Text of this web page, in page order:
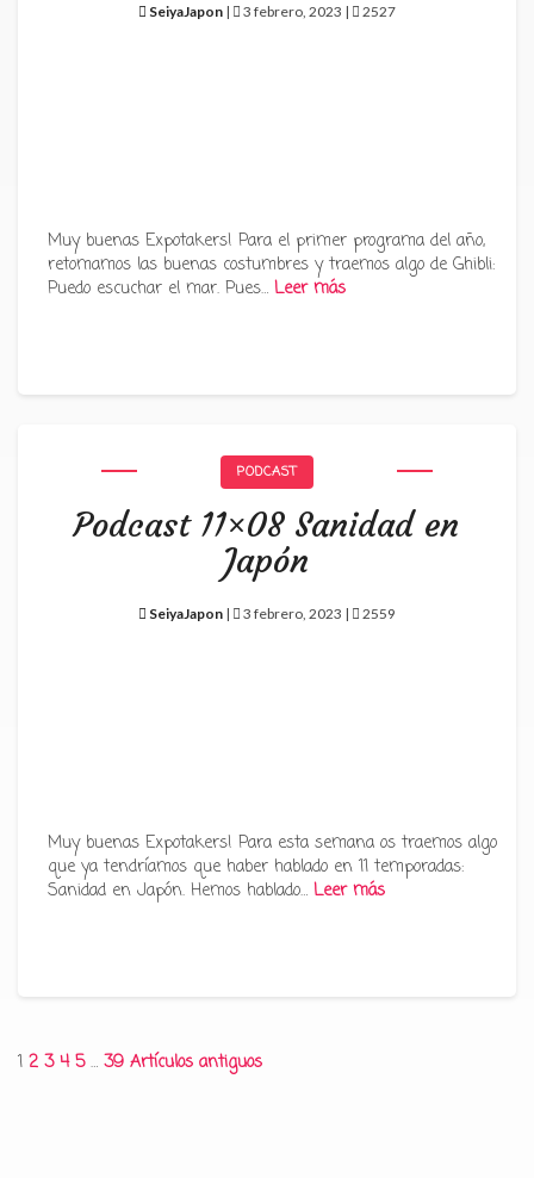
SeiyaJapon | 3 febrero, 2023 | 2527
Muy buenas Expotakers! Para el primer programa del año,
retomamos las buenas costumbres y traemos algo de Ghibli:
Puedo escuchar el mar. Pues… Leer más
PODCAST
Podcast 11×08 Sanidad en
Japón
SeiyaJapon | 3 febrero, 2023 | 2559
Muy buenas Expotakers! Para esta semana os traemos algo
que ya tendríamos que haber hablado en 11 temporadas:
Sanidad en Japón. Hemos hablado… Leer más
Paginación
1 2 3 4 5 … 39 Artículos antiguos